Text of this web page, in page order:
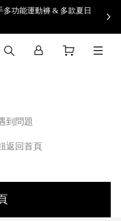
功能運動褲 & 多款夏日
到問題
返回首頁